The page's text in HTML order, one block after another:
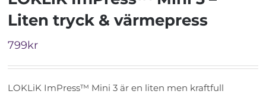
Liten tryck & värmepress
799kr
LOKLiK ImPress™ Mini 3 är en liten men kraftfull